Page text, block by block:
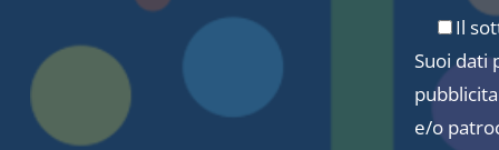
Il
Suoi dati
e/o